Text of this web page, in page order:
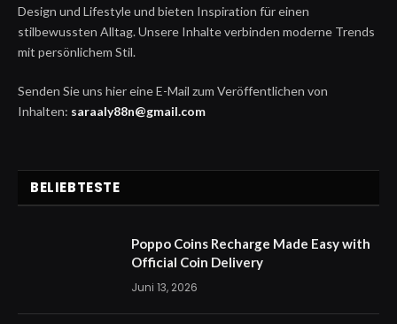
Design und Lifestyle und bieten Inspiration für einen
stilbewussten Alltag. Unsere Inhalte verbinden moderne Trends
mit persönlichem Stil.
Senden Sie uns hier eine E-Mail zum Veröffentlichen von
Inhalten: saraaly88n@gmail.com
BELIEBTESTE
Poppo Coins Recharge Made Easy with
Official Coin Delivery
Juni 13, 2026